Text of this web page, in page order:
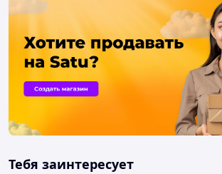
Тебя заинтересует